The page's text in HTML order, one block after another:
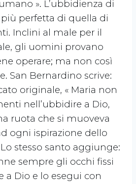
». L’ubbidienza di
perfetta di quella di
Inclini al male per il
gli uomini provano
operare; ma non così
San Bernardino scrive:
originale, « Maria non
nell’ubbidire a Dio,
ruota che si muoveva
ogni ispirazione dello
stesso santo aggiunge:
sempre gli occhi fissi
a Dio e lo esegui con